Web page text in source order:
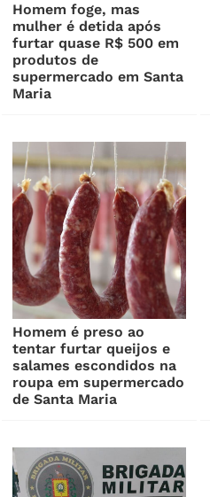
Homem foge, mas
mulher é detida após
furtar quase R$ 500 em
produtos de
supermercado em Santa
Maria
Homem é preso ao
tentar furtar queijos e
salames escondidos na
roupa em supermercado
de Santa Maria